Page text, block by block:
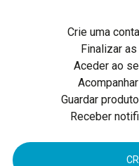
Crie uma
Finalizar
Aceder ao
Guardar
Receber